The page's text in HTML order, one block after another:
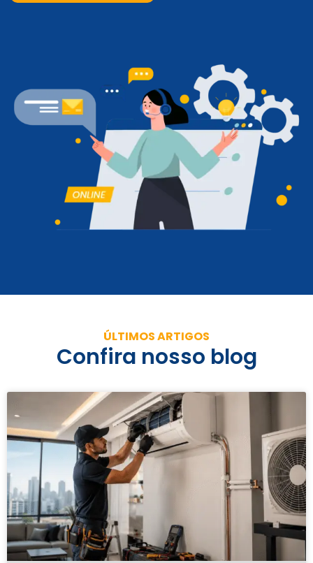
ÚLTIMOS ARTIGOS
Confira nosso blog